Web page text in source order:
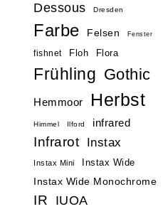
Dessous Dresden
Farbe Felsen Fenster
fishnet Floh Flora
Frühling Gothic
Hemmoor Herbst
Himmel Ilford infrared
Infrarot Instax
Instax Mini
Instax Wide
Instax Wide Monochrome
IR
IUOA